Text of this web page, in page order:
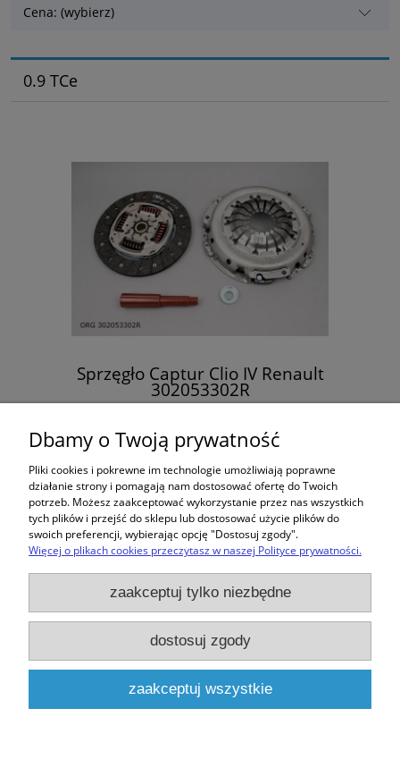
Cena: (wybierz)
0.9 TCe
Sprzęgło Captur Clio IV Renault
302053302R
do koszyka
Zakupy
Pomoc
Moje konto
Informacje
Dbamy o Twoją prywatność
Pliki cookies i pokrewne im technologie umożliwiają poprawne
działanie strony i pomagają nam dostosować ofertę do Twoich
potrzeb. Możesz zaakceptować wykorzystanie przez nas wszystkich
tych plików i przejść do sklepu lub dostosować użycie plików do
swoich preferencji, wybierając opcję "Dostosuj zgody".
Więcej o plikach cookies przeczytasz w naszej Polityce prywatności.
zaakceptuj tylko niezbędne
dostosuj zgody
zaakceptuj wszystkie